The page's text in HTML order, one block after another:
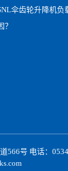
伞齿轮升降机负
？
566号 电话：